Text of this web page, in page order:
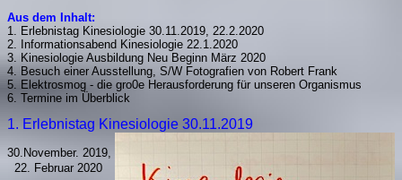
Aus dem Inhalt:
1. Erlebnistag Kinesiologie 30.11.2019, 22.2.2020
2. Informationsabend Kinesiologie 22.1.2020
3. Kinesiologie Ausbildung Neu Beginn März 2020
4. Besuch einer Ausstellung, S/W Fotografien von Robert Frank
5. Elektrosmog - die gro0e Herausforderung für unseren Organismus
6. Termine im Überblick
1. Erlebnistag Kinesiologie 30.11.2019
30.November. 2019,
22. Februar 2020